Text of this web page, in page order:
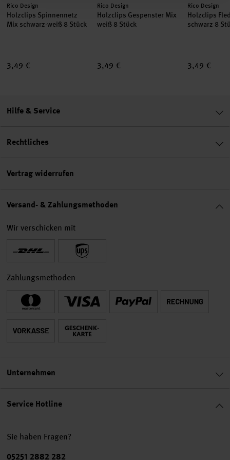
Hersteller:
Rico Design
Holzclips Spinnennetz
Mix schwarz-weiß 8 Stück
3,49 €
Hersteller:
Rico Design
Holzclips Gespenster Mix
weiß 8 Stück
3,49 €
Hersteller:
Rico Design
Holzclips
schwarz 8
3,49 €
Service Hotline
Sie haben Fragen?
Telefonnummer
05251 2882 282
Hilfe & Service
Rechtliches
Vertrag widerrufen
Versand- & Zahlungsmethoden
Wir verschicken mit
Zahlungsmethoden
Unternehmen